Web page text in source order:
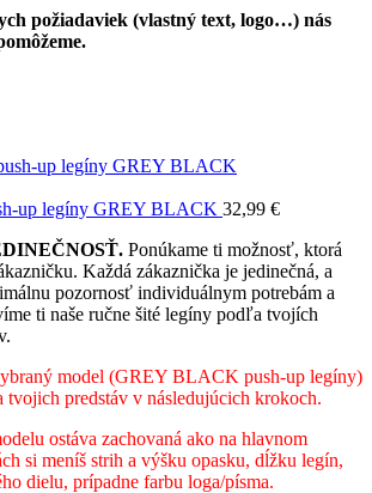
požiadaviek (vlastný text, logo…) nás
up legíny GREY BLACK 32,99 €
Ponúkame ti možnosť, ktorá
Každá zákaznička je jedinečná, a
pozornosť individuálnym potrebám a
ti naše ručne šité legíny podľa tvojích
model (GREY BLACK push-up legíny)
tvojich predstáv v následujúcich krokoch.
ostáva zachovaná ako na hlavnom
si meníš strih a výšku opasku, dĺžku legín,
dielu, prípadne farbu loga/písma.